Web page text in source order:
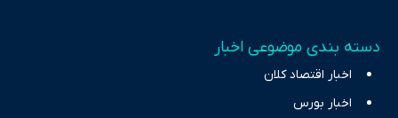
دسته بندی موضوعی اخبار
اخبار اقتصاد کلان
اخبار بورس